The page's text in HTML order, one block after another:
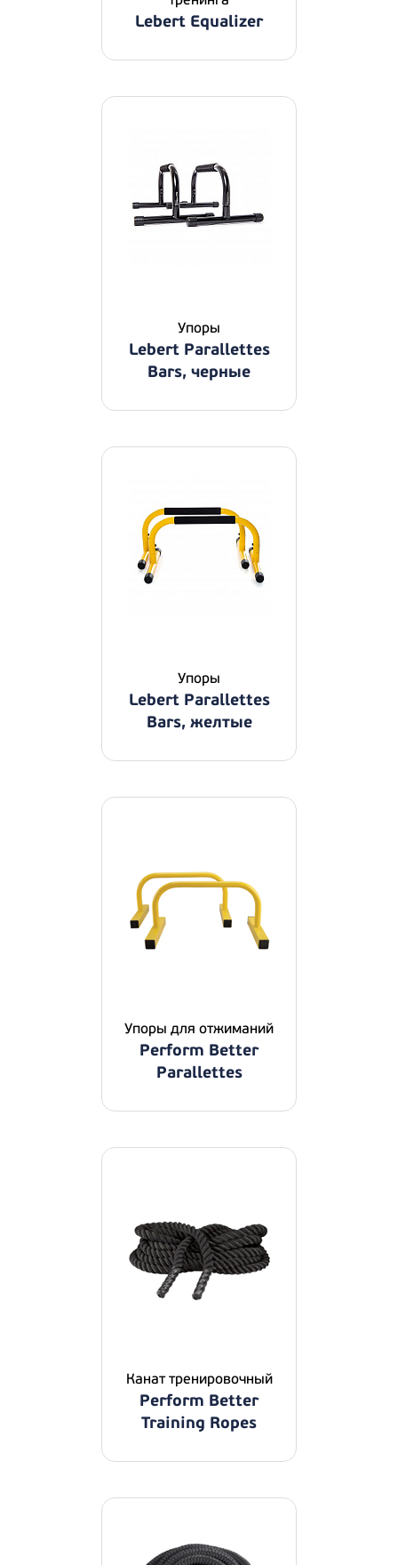
Lebert Equalizer
Упоры
Lebert Parallettes
Bars, черные
Упоры
Lebert Parallettes
Bars, желтые
Упоры для отжиманий
Perform Better
Parallettes
Канат тренировочный
Perform Better
Training Ropes